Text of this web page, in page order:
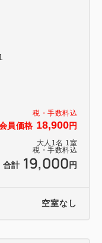
税・手数料込
員価格 18,900円
大人 1 名 1 室
税・手数料込
合計 19,000 円
空室なし